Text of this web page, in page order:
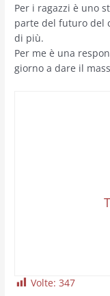
Per i ragazzi è uno
parte del futuro del
di più.
Per me è una
giorno a dare il
Volte: 347